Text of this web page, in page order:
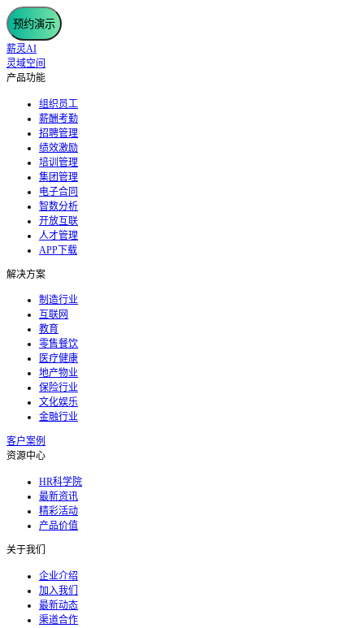
预约演示
薪灵AI
灵域空间
产品功能
组织员工
薪酬考勤
招聘管理
绩效激励
培训管理
集团管理
电子合同
智数分析
开放互联
人才管理
APP下载
解决方案
制造行业
互联网
教育
零售餐饮
医疗健康
地产物业
保险行业
文化娱乐
金融行业
客户案例
资源中心
HR科学院
最新资讯
精彩活动
产品价值
关于我们
企业介绍
加入我们
最新动态
渠道合作